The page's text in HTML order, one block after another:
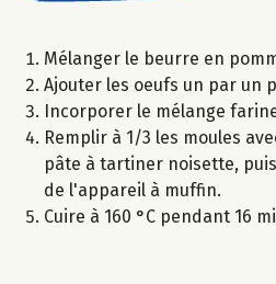
Mélanger le beurre en
Ajouter les oeufs un par un
Incorporer le mélange
Remplir à 1/3 les moules
pâte à tartiner noisette,
de l'appareil à muffin.
Cuire à 160 °C pendant 16